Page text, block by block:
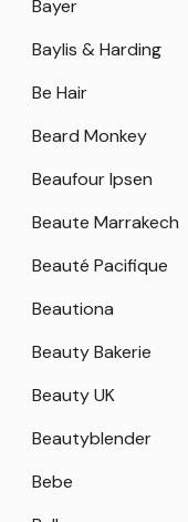
Bayer
Baylis & Harding
Be Hair
Beard Monkey
Beaufour Ipsen
Beaute Marrakech
Beauté Pacifique
Beautiona
Beauty Bakerie
Beauty UK
Beautyblender
Bebe